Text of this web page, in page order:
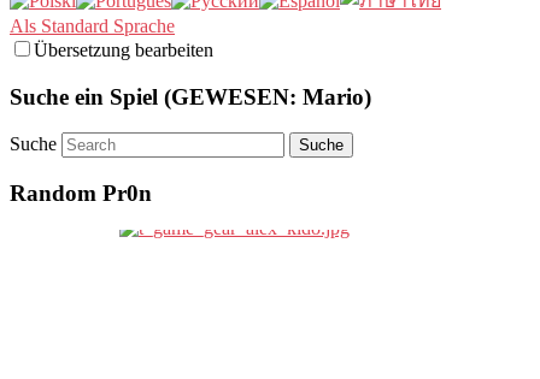
Als Standard Sprache
Übersetzung bearbeiten
Suche ein Spiel (GEWESEN: Mario)
Suche
Random Pr0n